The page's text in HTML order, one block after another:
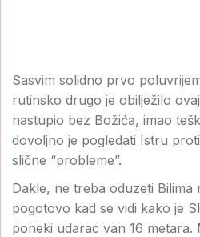
Sasvim solidno prvo
rutinsko drugo je obilježilo
nastupio bez Božića, imao
dovoljno je pogledati Istru
slične “probleme”.
Dakle, ne treba oduzeti Bilima
pogotovo kad se vidi kako je
poneki udarac van 16 metara.